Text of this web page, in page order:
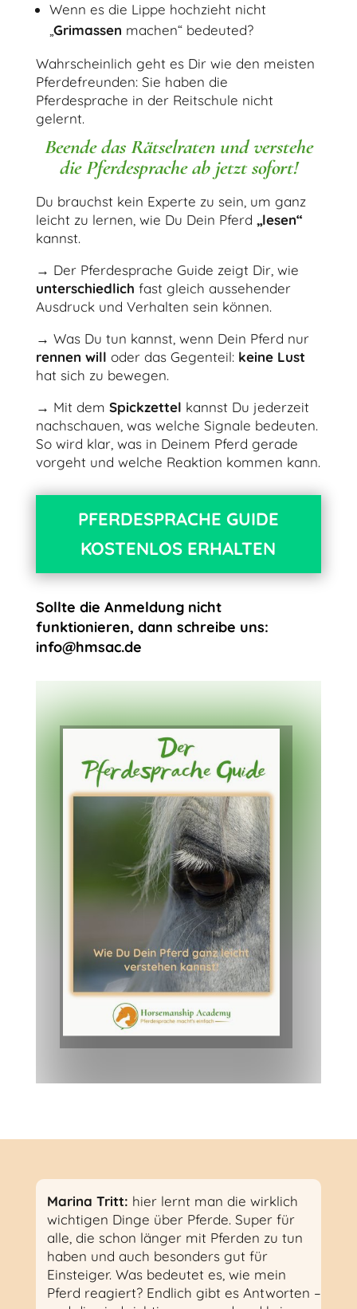
Wenn es die Lippe hochzieht nicht
Grimassen machen“ bedeuted?
Wahrscheinlich geht es Dir wie den meisten
Pferdefreunden: Sie haben die
Pferdesprache in der Reitschule nicht
gelernt.
Beende das Rätselraten und verstehe
die Pferdesprache ab jetzt sofort!
Du brauchst kein Experte zu sein, um ganz
leicht zu lernen, wie Du Dein Pferd „lesen“
kannst.
→ Der Pferdesprache Guide zeigt Dir, wie
unterschiedlich fast gleich aussehender
Ausdruck und Verhalten sein können.
→ Was Du tun kannst, wenn Dein Pferd nur
rennen will oder das Gegenteil: keine Lust
hat sich zu bewegen.
→ Mit dem Spickzettel kannst Du jederzeit
nachschauen, was welche Signale bedeuten.
So wird klar, was in Deinem Pferd gerade
vorgeht und welche Reaktion kommen kann.
PFERDESPRACHE GUIDE
KOSTENLOS ERHALTEN
Sollte die Anmeldung nicht
funktionieren, dann schreibe uns:
info@hmsac.de
Marina Tritt: hier lernt man die wirklich
wichtigen Dinge über Pferde. Super für
alle, die schon länger mit Pferden zu tun
haben und auch besonders gut für
Einsteiger. Was bedeutet es, wie mein
Pferd reagiert? Endlich gibt es Antworten –